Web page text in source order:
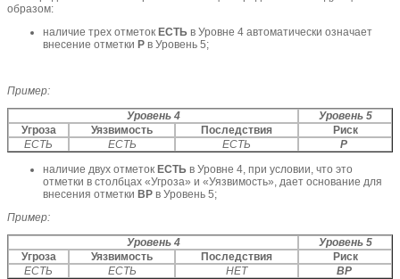
образом:
наличие трех отметок ЕСТЬ в Уровне 4 автоматически означает
внесение отметки Р в Уровень 5;
Пример:
Уровень 4
Уровень 5
Угроза
Уязвимость Последствия
Риск
ЕСТЬ
ЕСТЬ ЕСТЬ
Р
наличие двух отметок ЕСТЬ в Уровне 4, при условии, что это
отметки в столбцах «Угроза» и «Уязвимость», дает основание для
внесения отметки ВР в Уровень 5;
Пример:
Уровень 4
Уровень 5
Угроза
Уязвимость Последствия
Риск
ЕСТЬ
ЕСТЬ НЕТ
ВР